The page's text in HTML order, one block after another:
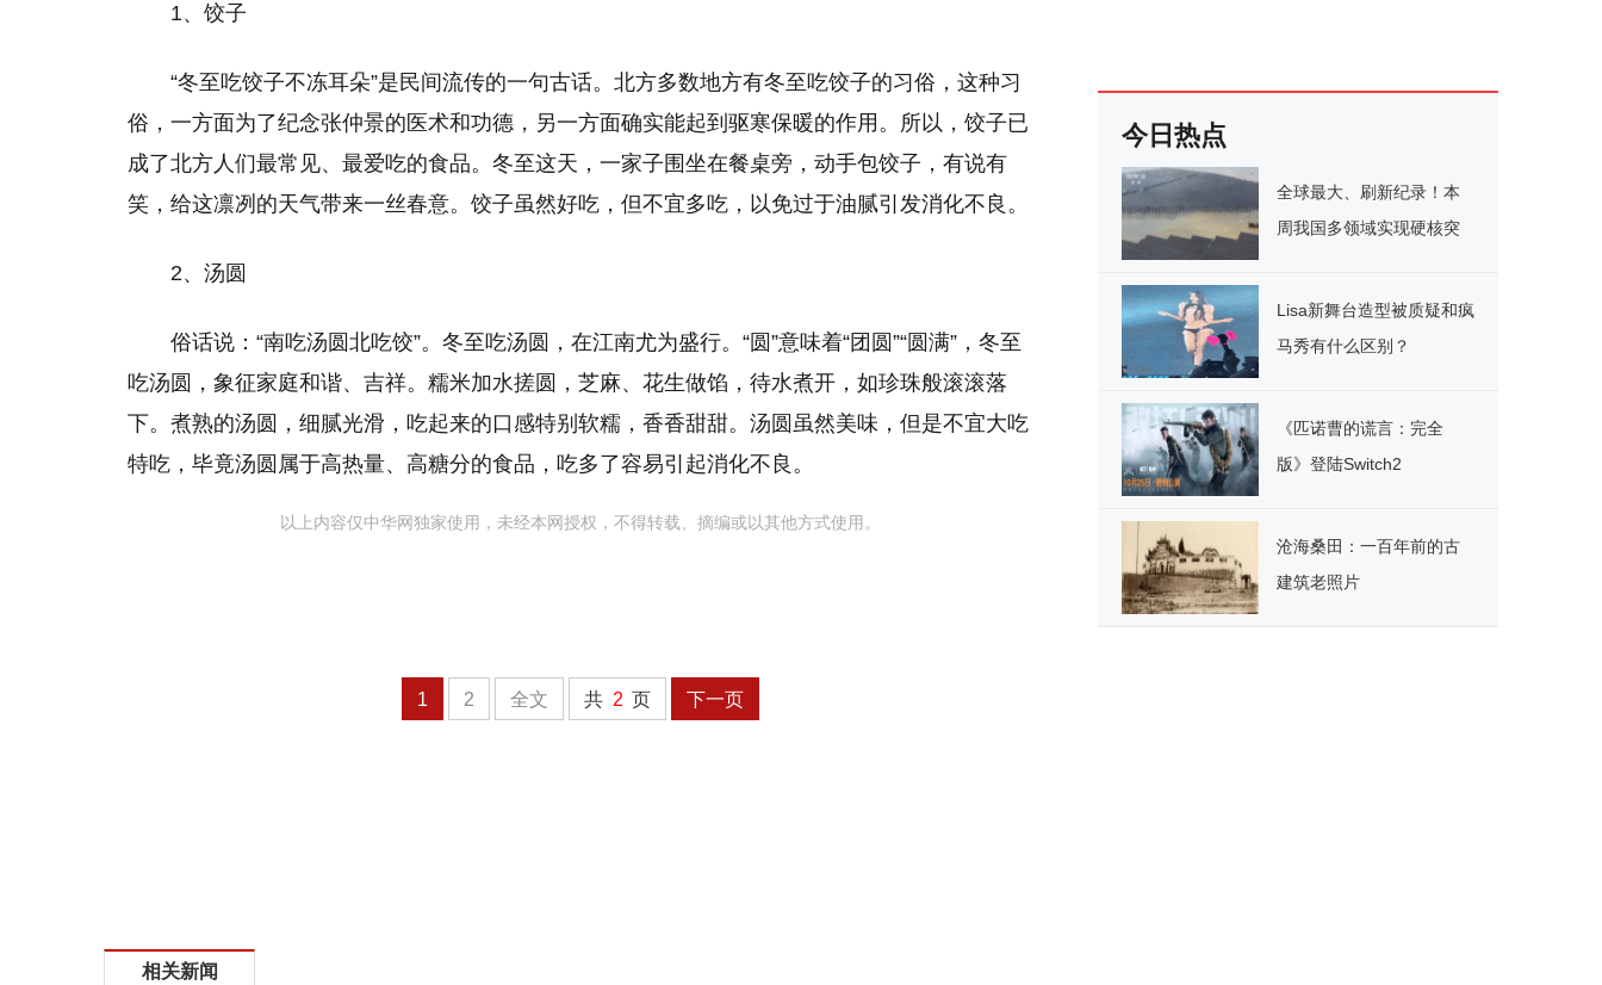
1、饺子
“冬至吃饺子不冻耳朵”是民间流传的一句古话。北方多数地方有冬至吃饺子的习俗，这种习
俗，一方面为了纪念张仲景的医术和功德，另一方面确实能起到驱寒保暖的作用。所以，饺子已
成了北方人们最常见、最爱吃的食品。冬至这天，一家子围坐在餐桌旁，动手包饺子，有说有
笑，给这凛冽的天气带来一丝春意。饺子虽然好吃，但不宜多吃，以免过于油腻引发消化不良。
2、汤圆
俗话说：“南吃汤圆北吃饺”。冬至吃汤圆，在江南尤为盛行。“圆”意味着“团圆”“圆满”，冬至
吃汤圆，象征家庭和谐、吉祥。糯米加水搓圆，芝麻、花生做馅，待水煮开，如珍珠般滚滚落
下。煮熟的汤圆，细腻光滑，吃起来的口感特别软糯，香香甜甜。汤圆虽然美味，但是不宜大吃
特吃，毕竟汤圆属于高热量、高糖分的食品，吃多了容易引起消化不良。
以上内容仅中华网独家使用，未经本网授权，不得转载、摘编或以其他方式使用。
1 2 全文 共 2 页 下一页
相关新闻
今日热点
全球最大、刷新纪录！本
周我国多领域实现硬核突
Lisa新舞台造型被质疑和疯
马秀有什么区别？
《匹诺曹的谎言：完全
版》登陆Switch2
沧海桑田：一百年前的古
建筑老照片